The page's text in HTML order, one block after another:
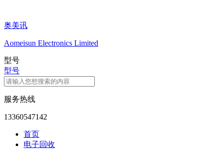
奥美讯
Aomeisun Electronics Limited
型号
型号
服务热线
13360547142
首页
电子回收